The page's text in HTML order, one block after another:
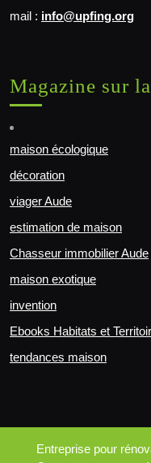
mail : info@upfing.org
Magazine sur
maison écologique
décoration
viager Aude
estimation de maison
Chasseur immobilier Aude
maison exotique
invention
Ebooks Habitats et
tendances maison
Entreprise pour